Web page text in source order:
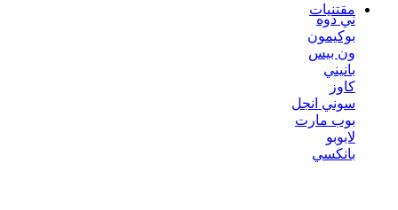
مقتنيات
ني دوه
بوكيمون
ون بيس
بانيني
كاوز
سوني انجل
بوب مارت
لابوبو
بانكسي